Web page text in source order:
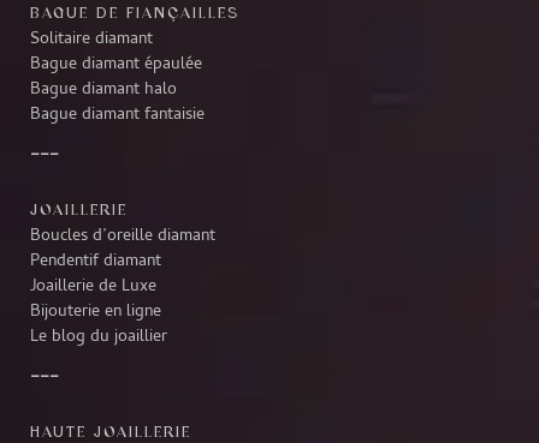
BAGUE DE FIANÇAILLES
Solitaire diamant
Bague diamant épaulée
Bague diamant halo
Bague diamant fantaisie
JOAILLERIE
Boucles d’oreille diamant
Pendentif diamant
Joaillerie de Luxe
Bijouterie en ligne
Le blog du joaillier
HAUTE JOAILLERIE